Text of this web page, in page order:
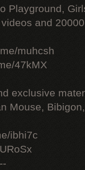
Playground,
and
muhcsh
47kMX
exclusive
Mouse,
ibhi7c